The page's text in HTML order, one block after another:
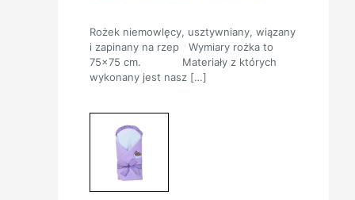
Rożek niemowlęcy, usztywniany, wiązany
i zapinany na rzep Wymiary rożka to
75×75 cm. Materiały z których
wykonany jest nasz […]